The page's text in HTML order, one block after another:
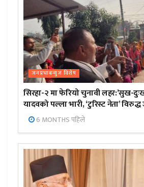
जनप्रभाबन्युज विशेष
सिरहा-२ मा फेरियो चुनावी लहर:’सुख-
यादवको पल्ला भारी, ‘टुरिस्ट नेता’
6 MONTHS पहिले